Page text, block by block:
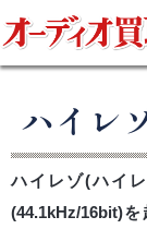
ハイレ
ハイレゾ(ハイ
(44.1kHz/16bit)